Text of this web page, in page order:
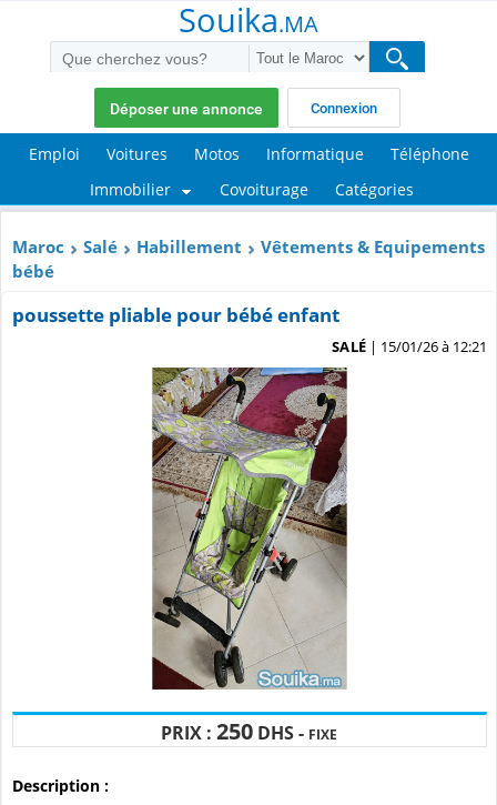
Souika.MA
Déposer une annonce Connexion
Emploi Voitures Motos Informatique
Téléphone
Immobilier
Covoiturage Catégories
Maroc Salé Habillement
Vêtements & Equipements
bébé
poussette pliable pour bébé enfant
SALÉ | 15/01/26 à 12:21
PRIX :250 DHS - FIXE
Description :